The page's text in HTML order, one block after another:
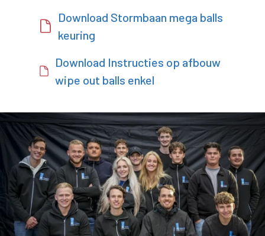
Download Stormbaan mega balls
keuring
Download Instructies op afbouw
wipe out balls enkel